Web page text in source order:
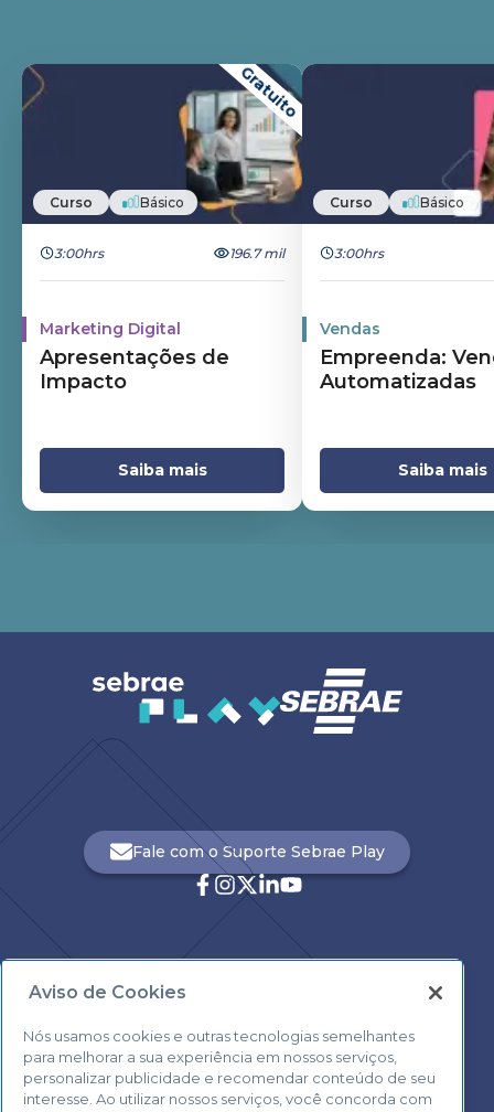
Gratuito
Curso Básico
3:00hrs 196.7 mil
Marketing Digital
Apresentações de
Impacto
Saiba mais
Curso Básico
3:00hrs
Vendas
Empreenda:
Automatizadas
Saiba mais
0800 570 0800
Fale com o Suporte Sebrae Play
Aviso de Cookies
Nós usamos cookies e outras tecnologias semelhantes
para melhorar a sua experiência em nossos serviços,
personalizar publicidade e recomendar conteúdo de seu
interesse. Ao utilizar nossos serviços, você concorda com